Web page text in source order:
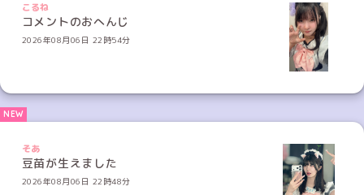
こるね
コメントのおへんじ
2026年08月06日 22時54分
そあ
豆苗が生えました
2026年08月06日 22時48分